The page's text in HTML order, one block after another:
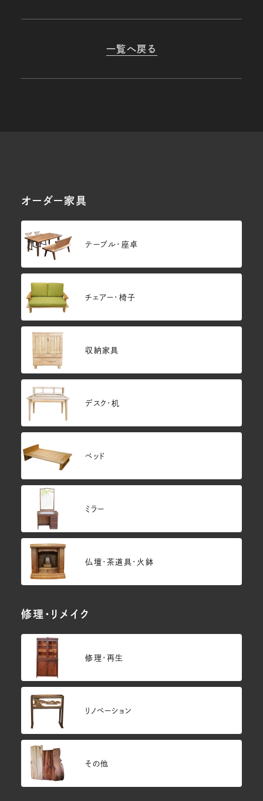
一覧へ戻る
オーダー家具
テーブル・座卓
チェアー・椅子
収納家具
デスク・机
ベッド
ミラー
仏壇･茶道具・火鉢
修理・リメイク
修理・再生
リノベーション
その他